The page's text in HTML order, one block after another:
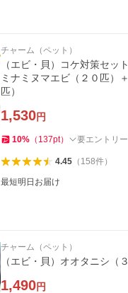
チャーム（ペット）
（エビ・貝）コケ対策セ
ミナミヌマエビ（２０匹）
匹）
1,530円
10% （ 137pt） 要エントリー
4.45（ 158件）
最短明日お届け
チャーム（ペット）
（エビ・貝）オオタニシ（３
1,490円